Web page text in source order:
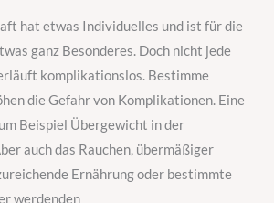
hat etwas Individuelles und ist für die
ganz Besonderes. Doch nicht jede
komplikationslos. Bestimme
die Gefahr von Komplikationen. Eine
Beispiel Übergewicht in der
auch das Rauchen, übermäßiger
Ernährung oder bestimmte
werdenden